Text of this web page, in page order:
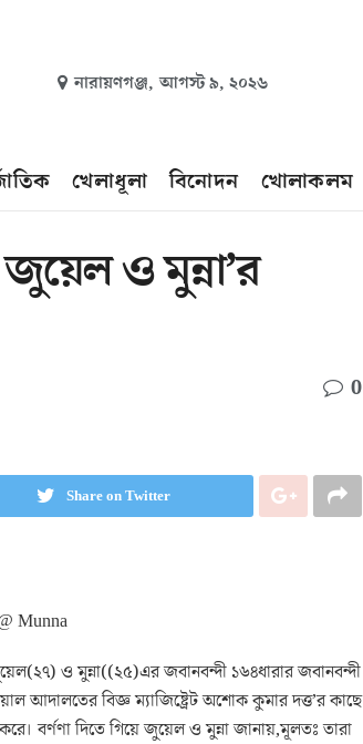
নারায়ণগঞ্জ, আগস্ট ৯, ২০২৬
খেলাধূলা বিনোদন খোলাকলম
ও মুন্না’র
0
Share on Twitter
ও মুন্না((২৫)এর জবানবন্দী ১৬৪ধারার জবানবন্দী
আদালতের বিজ্ঞ ম্যাজিষ্ট্রেট অশোক কুমার দত্ত’র কাছে
বর্ণণা দিতে গিয়ে জুয়েল ও মুন্না জানায়,মূলতঃ তারা